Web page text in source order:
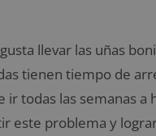
llevar las uñas
tienen tiempo de
ir todas las semanas
este problema y